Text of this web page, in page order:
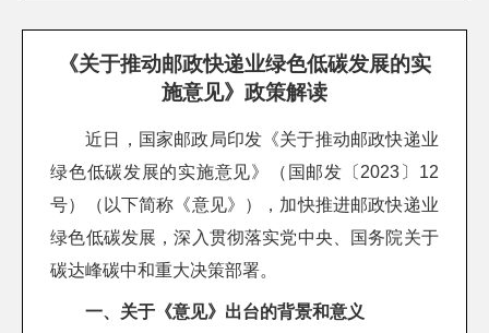
《关于推动邮政快递业绿色低碳发展的实
施意见》政策解读
近日，国家邮政局印发《关于推动邮政快递业
绿色低碳发展的实施意见》（国邮发〔2023〕12
号）（以下简称《意见》），加快推进邮政快递业
绿色低碳发展，深入贯彻落实党中央、国务院关于
碳达峰碳中和重大决策部署。
一、关于《意见》出台的背景和意义